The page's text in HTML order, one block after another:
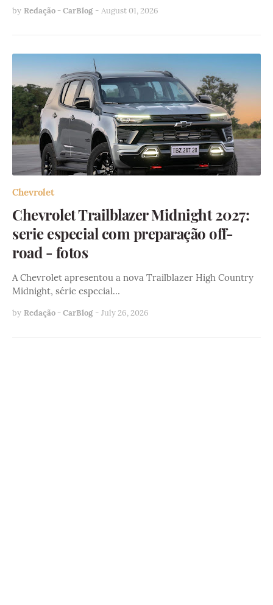
by Redação - CarBlog - August 01, 2026
Chevrolet
Chevrolet Trailblazer Midnight 2027:
serie especial com preparação off-
road - fotos
A Chevrolet apresentou a nova Trailblazer High Country
Midnight, série especial…
by Redação - CarBlog - July 26, 2026